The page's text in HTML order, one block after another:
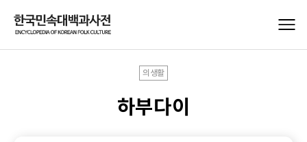
의생활
하부다이